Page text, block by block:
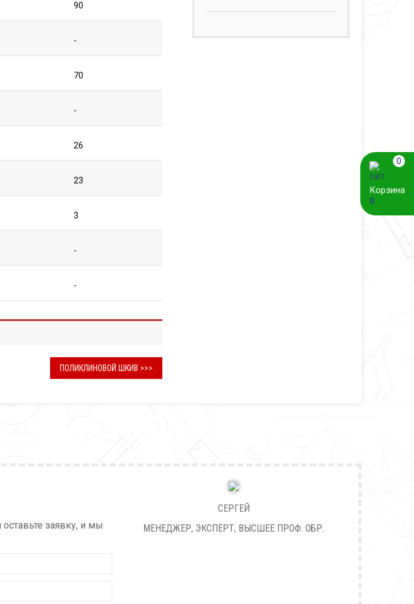
90
-
70
-
26
23
3
-
-
ПОЛИКЛИНОВОЙ ШКИВ >>>
заявку, и мы
СЕРГЕЙ
МЕНЕДЖЕР, ЭКСПЕРТ, ВЫСШЕЕ ПРОФ. ОБР.
Корзина
0
0